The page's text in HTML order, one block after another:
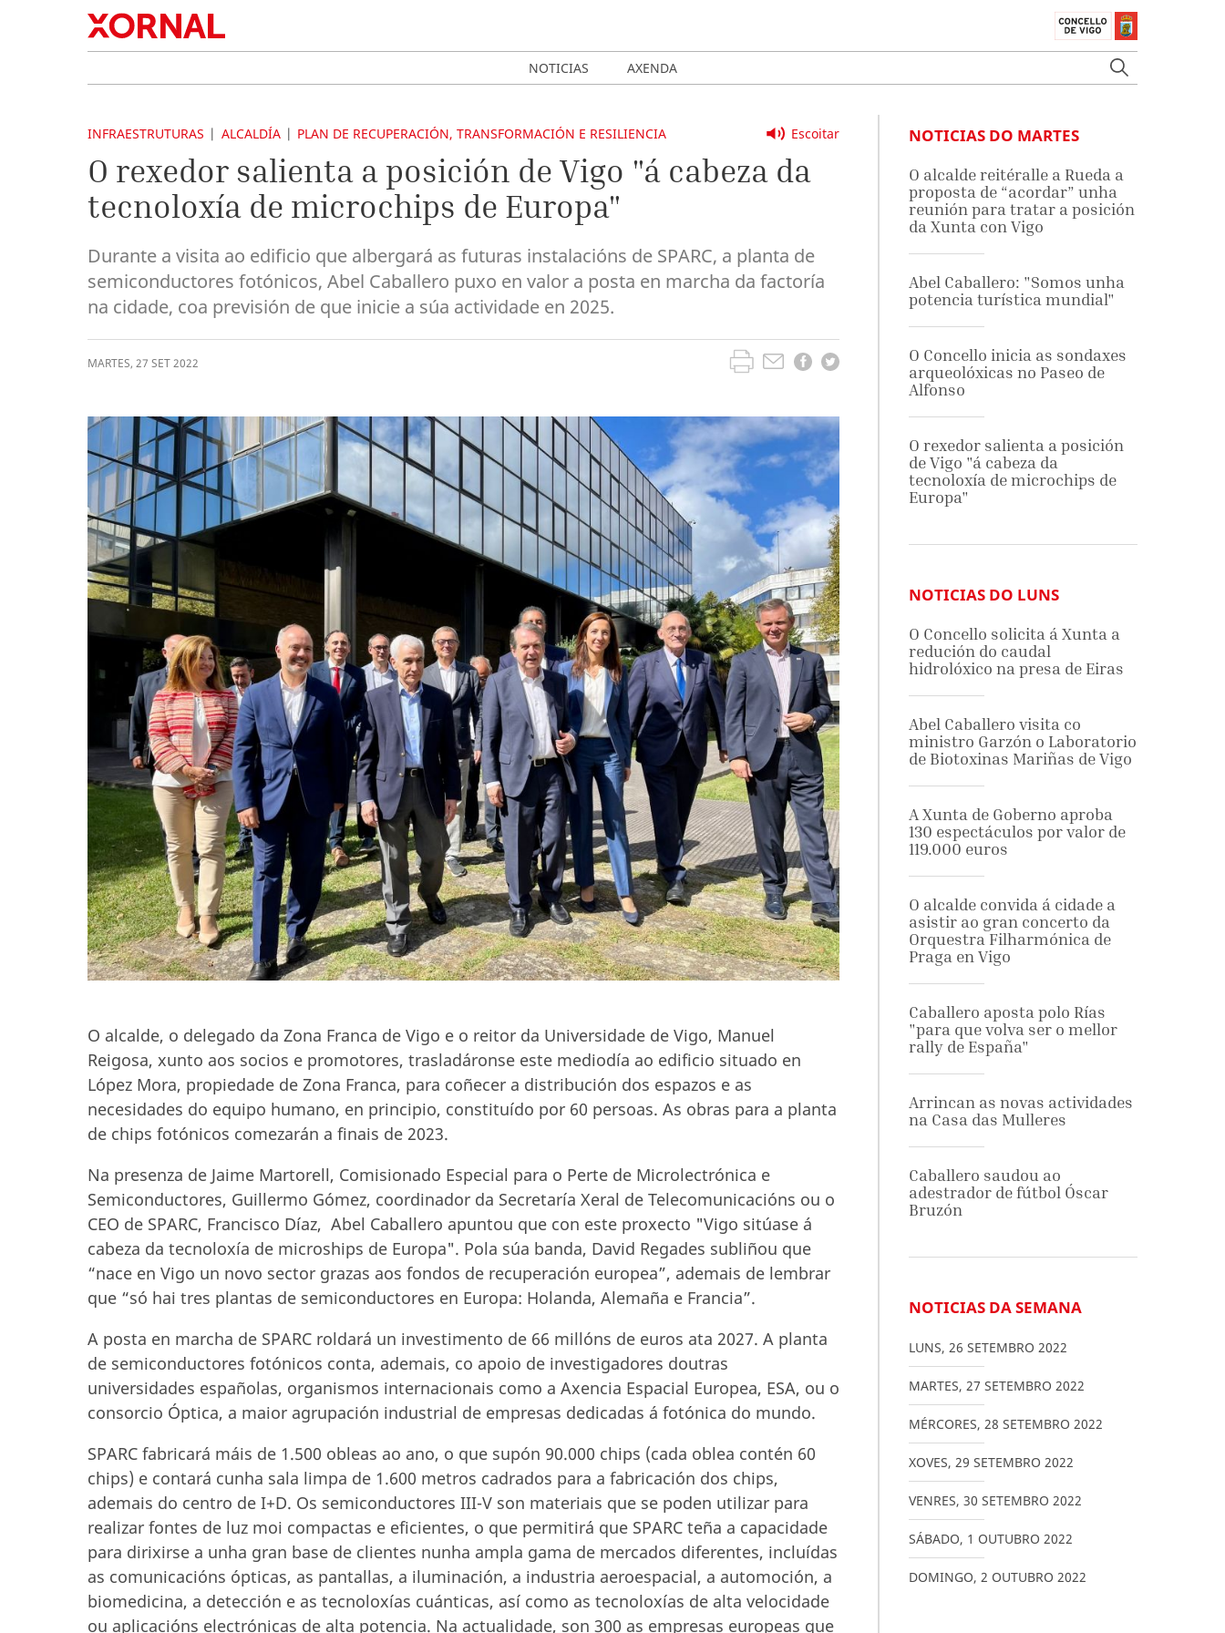
NOTICIAS AXENDA
Escoitar
INFRAESTRUTURAS ALCALDÍA PLAN DE RECUPERACIÓN, TRANSFORMACIÓN E RESILIENCIA
O rexedor salienta a posición de Vigo "á cabeza da
tecnoloxía de microchips de Europa"
Durante a visita ao edificio que albergará as futuras instalacións de SPARC, a planta de
semiconductores fotónicos, Abel Caballero puxo en valor a posta en marcha da factoría
na cidade, coa previsión de que inicie a súa actividade en 2025.
MARTES, 27 SET2022
O alcalde, o delegado da Zona Franca de Vigo e o reitor da Universidade de Vigo, Manuel
Reigosa, xunto aos socios e promotores, trasladáronse este mediodía ao edificio situado en
López Mora, propiedade de Zona Franca, para coñecer a distribución dos espazos e as
necesidades do equipo humano, en principio, constituído por 60 persoas. As obras para a planta
de chips fotónicos comezarán a finais de 2023.
Na presenza de Jaime Martorell, Comisionado Especial para o Perte de Microlectrónica e
Semiconductores, Guillermo Gómez, coordinador da Secretaría Xeral de Telecomunicacións ou o
CEO de SPARC, Francisco Díaz, Abel Caballero apuntou que con este proxecto "Vigo sitúase á
cabeza da tecnoloxía de microships de Europa". Pola súa banda, David Regades subliñou que
“nace en Vigo un novo sector grazas aos fondos de recuperación europea”, ademais de lembrar
que “só hai tres plantas de semiconductores en Europa: Holanda, Alemaña e Francia”.
A posta en marcha de SPARC roldará un investimento de 66 millóns de euros ata 2027. A planta
de semiconductores fotónicos conta, ademais, co apoio de investigadores doutras
universidades españolas, organismos internacionais como a Axencia Espacial Europea, ESA, ou o
consorcio Óptica, a maior agrupación industrial de empresas dedicadas á fotónica do mundo.
SPARC fabricará máis de 1.500 obleas ao ano, o que supón 90.000 chips (cada oblea contén 60
chips) e contará cunha sala limpa de 1.600 metros cadrados para a fabricación dos chips,
ademais do centro de I+D. Os semiconductores III-V son materiais que se poden utilizar para
realizar fontes de luz moi compactas e eficientes, o que permitirá que SPARC teña a capacidade
para dirixirse a unha gran base de clientes nunha ampla gama de mercados diferentes, incluídas
as comunicacións ópticas, as pantallas, a iluminación, a industria aeroespacial, a automoción, a
biomedicina, a detección e as tecnoloxías cuánticas, así como as tecnoloxías de alta velocidade
ou aplicacións electrónicas de alta potencia. Na actualidade, son 300 as empresas europeas que
NOTICIAS DO MARTES
O alcalde reitéralle a Rueda a
proposta de “acordar” unha
reunión para tratar a posición
da Xunta con Vigo
Abel Caballero: "Somos unha
potencia turística mundial"
O Concello inicia as sondaxes
arqueolóxicas no Paseo de
Alfonso
O rexedor salienta a posición
de Vigo "á cabeza da
tecnoloxía de microchips de
Europa"
NOTICIAS DO LUNS
O Concello solicita á Xunta a
redución do caudal
hidrolóxico na presa de Eiras
Abel Caballero visita co
ministro Garzón o Laboratorio
de Biotoxinas Mariñas de Vigo
A Xunta de Goberno aproba
130 espectáculos por valor de
119.000 euros
O alcalde convida á cidade a
asistir ao gran concerto da
Orquestra Filharmónica de
Praga en Vigo
Caballero aposta polo Rías
"para que volva ser o mellor
rally de España"
Arrincan as novas actividades
na Casa das Mulleres
Caballero saudou ao
adestrador de fútbol Óscar
Bruzón
NOTICIAS DA SEMANA
LUNS, 26 SETEMBRO 2022
MARTES, 27 SETEMBRO 2022
MÉRCORES, 28 SETEMBRO 2022
XOVES, 29 SETEMBRO 2022
VENRES, 30 SETEMBRO 2022
SÁBADO, 1 OUTUBRO 2022
DOMINGO, 2 OUTUBRO 2022